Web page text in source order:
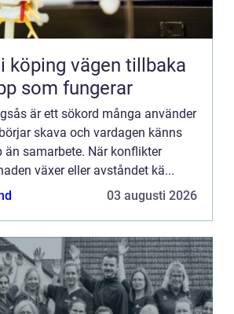
tillbaka
som fungerar
är ett sökord många använder
skava och vardagen känns
än samarbete. När konflikter
växer eller avståndet kä...
03 augusti 2026